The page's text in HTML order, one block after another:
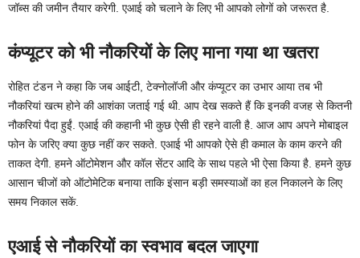
जॉब्स की जमीन तैयार करेगी. एआई को चलाने के लिए भी आपको लोगों को जरूरत है.
कंप्यूटर को भी नौकरियों के लिए माना गया था खतरा
रोहित टंडन ने कहा कि जब आईटी, टेक्नोलॉजी और कंप्यूटर का उभार आया तब भी
नौकरियां खत्म होने की आशंका जताई गई थी. आप देख सकते हैं कि इनकी वजह से कितनी
नौकरियां पैदा हुईं. एआई की कहानी भी कुछ ऐसी ही रहने वाली है. आज आप अपने मोबाइल
फोन के जरिए क्या कुछ नहीं कर सकते. एआई भी आपको ऐसे ही कमाल के काम करने की
ताकत देगी. हमने ऑटोमेशन और कॉल सेंटर आदि के साथ पहले भी ऐसा किया है. हमने कुछ
आसान चीजों को ऑटोमेटिक बनाया ताकि इंसान बड़ी समस्याओं का हल निकालने के लिए
समय निकाल सकें.
एआई से नौकरियों का स्वभाव बदल जाएगा